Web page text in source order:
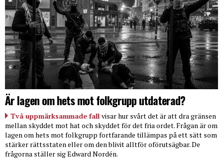
Är lagen om hets mot folkgrupp utdaterad?
Två uppmärksammade fall visar hur svårt det är att dra gränsen
mellan skyddet mot hat och skyddet för det fria ordet. Frågan är om
lagen om hets mot folkgrupp fortfarande tillämpas på ett sätt som
stärker rättsstaten eller om den blivit alltför oförutsägbar. De
frågorna ställer sig Edward Nordén.